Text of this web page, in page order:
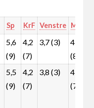
Sp KrF Venstre MDG
5,6
(9)
4,2
(7)
3,7 (3)
4,7
(8)
5,5
(9)
4,2
(7)
3,8 (3)
4,1
(7)